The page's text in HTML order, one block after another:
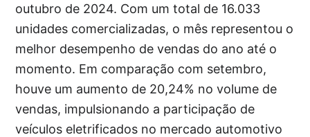
outubro de 2024. Com um total de 16.033
unidades comercializadas, o mês representou o
melhor desempenho de vendas do ano até o
momento. Em comparação com setembro,
houve um aumento de 20,24% no volume de
vendas, impulsionando a participação de
veículos eletrificados no mercado automotivo